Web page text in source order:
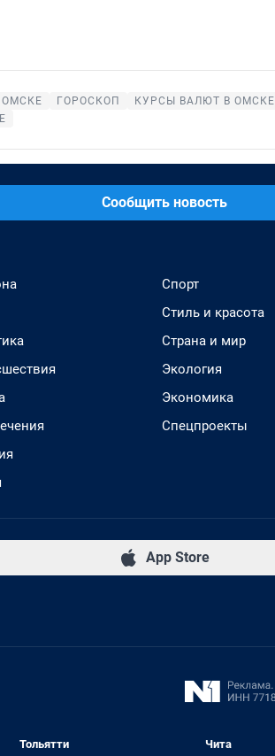
ГОРОСКОП
КУРСЫ ВАЛЮТ В ОМСКЕ
Сообщить новость
Спорт
Стиль и красота
Страна и мир
Экология
Экономика
Спецпроекты
App Store
Тольятти Чита